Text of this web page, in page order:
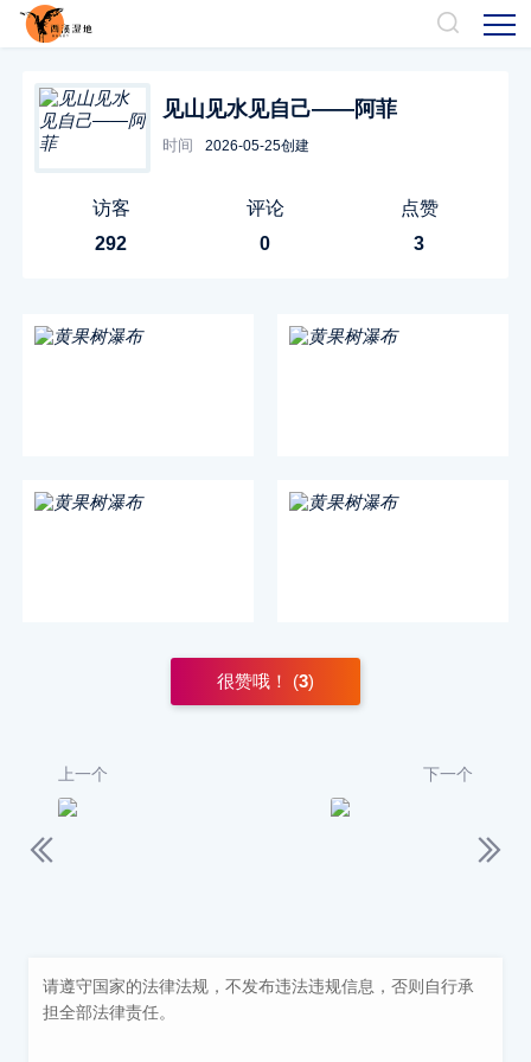
见山见水见自己——阿菲
时间 2026-05-25创建
访客
292
评论
0
点赞
3
很赞哦！ (3)
上一个 下一个